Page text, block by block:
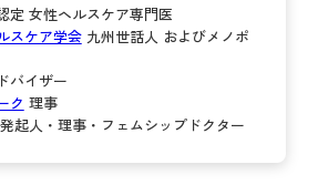
定 女性ヘルスケア専門医
スケア学会九州世話人 およびメノポ
バイザー
ク 理事
起人・理事・フェムシップドクター